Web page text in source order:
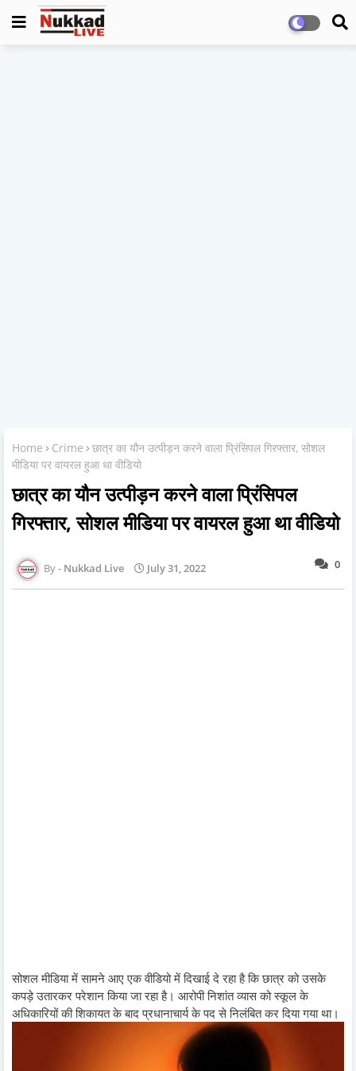
Home Crime
छात्र का यौन उत्पीड़न करने वाला प्रिंसिपल गिरफ्तार, सोशल
मीडिया पर वायरल हुआ था वीडियो
छात्र का यौन उत्पीड़न करने वाला प्रिंसिपल
गिरफ्तार, सोशल मीडिया पर वायरल हुआ था वीडियो
0
Nukkad Live July 31, 2022
सोशल मीडिया में सामने आए एक वीडियो में दिखाई दे रहा है कि छात्र को उसके
कपड़े उतारकर परेशान किया जा रहा है। आरोपी निशांत व्यास को स्कूल के
अधिकारियों की शिकायत के बाद प्रधानाचार्य के पद से निलंबित कर दिया गया था।